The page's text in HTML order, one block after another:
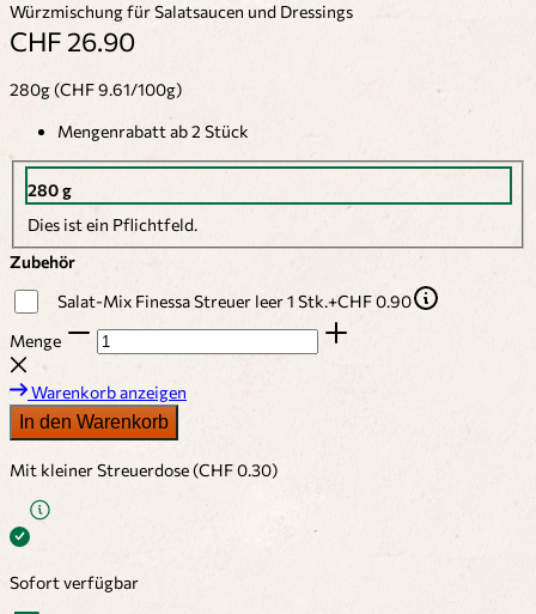
Würzmischung für Salatsaucen und Dressings
CHF 26.90
280g (CHF 9.61/100g)
Mengenrabatt ab 2 Stück
280 g
Dies ist ein Pflichtfeld.
Zubehör
Salat-Mix Finessa Streuer leer 1 Stk.+CHF 0.90
Menge
Warenkorb anzeigen
In den Warenkorb
Mit kleiner Streuerdose (CHF 0.30)
Sofort verfügbar